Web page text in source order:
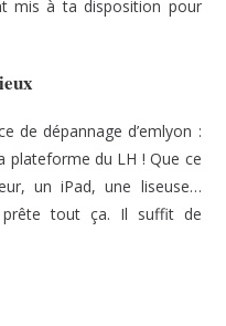
mis à ta disposition pour
de dépannage d’emlyon :
plateforme du LH ! Que ce
un iPad, une liseuse…
tout ça. Il suffit de